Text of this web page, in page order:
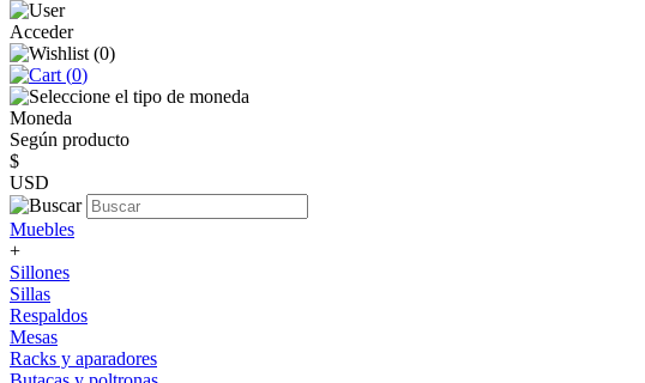
Acceder
(0)
(0)
Moneda
Según producto
$
USD
Muebles
+
Sillones
Sillas
Respaldos
Mesas
Racks y aparadores